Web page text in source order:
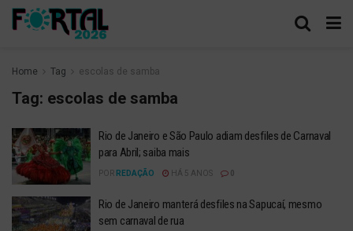
Home Tag escolas de samba
Tag: escolas de samba
Rio de Janeiro e São Paulo adiam desfiles de Carnaval
para Abril; saiba mais
POR REDAÇÃO HÁ 5 ANOS
Rio de Janeiro manterá desfiles na Sapucaí, mesmo
sem carnaval de rua